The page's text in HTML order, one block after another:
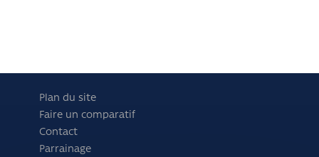
Plan du site
Faire un comparatif
Contact
Parrainage